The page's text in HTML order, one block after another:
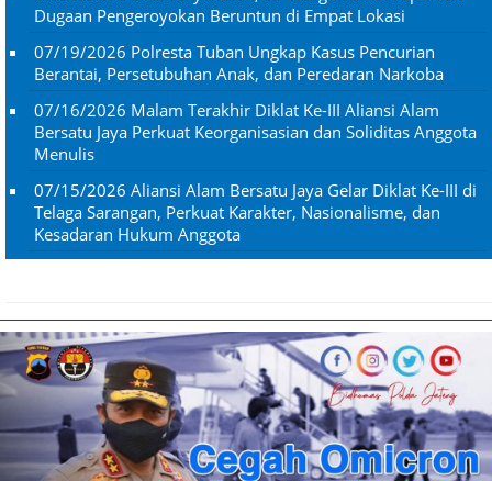
Dugaan Pengeroyokan Beruntun di Empat Lokasi
07/19/2026 Polresta Tuban Ungkap Kasus Pencurian
Berantai, Persetubuhan Anak, dan Peredaran Narkoba
07/16/2026 Malam Terakhir Diklat Ke-III Aliansi Alam
Bersatu Jaya Perkuat Keorganisasian dan Soliditas Anggota
Menulis
07/15/2026 Aliansi Alam Bersatu Jaya Gelar Diklat Ke-III di
Telaga Sarangan, Perkuat Karakter, Nasionalisme, dan
Kesadaran Hukum Anggota